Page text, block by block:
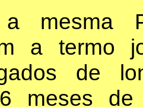
a mesma
a termo
de
meses